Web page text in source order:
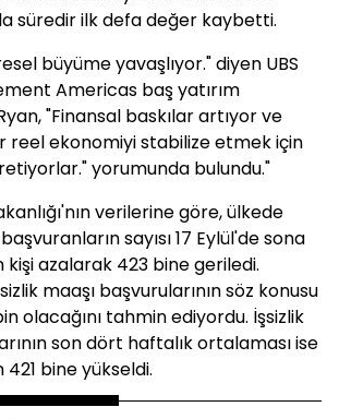
süredir ilk defa değer kaybetti.
büyüme yavaşlıyor." diyen UBS
Americas baş yatırım
"Finansal baskılar artıyor ve
reel ekonomiyi stabilize etmek için
yorumunda bulundu."
verilerine göre, ülkede
sayısı 17 Eylül'de sona
azalarak 423 bine geriledi.
maaşı başvurularının söz konusu
olacağını tahmin ediyordu. İşsizlik
son dört haftalık ortalaması ise
bine yükseldi.